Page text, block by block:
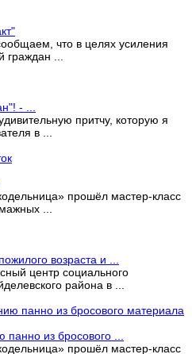
что в целях усиления
граждан ...
- ...
притчу, которую я
в ...
прошёл мастер-класс
...
возраста и ...
центр социального
района в ...
панно из бросового ...
прошёл мастер-класс